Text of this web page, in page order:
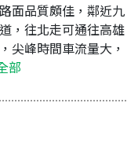
面品質頗佳，鄰近九
，往北走可通往高雄
尖峰時間車流量大，
部